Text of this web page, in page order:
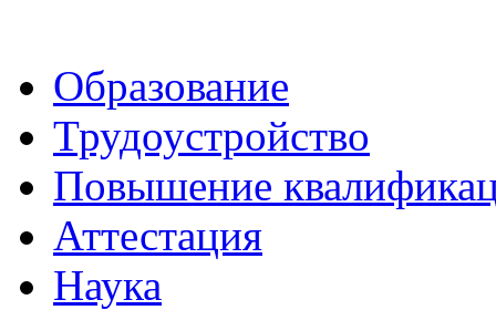
Образование
Трудоустройство
Повышение
Аттестация
Наука